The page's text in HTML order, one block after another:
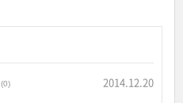
(0)
2014.12.20